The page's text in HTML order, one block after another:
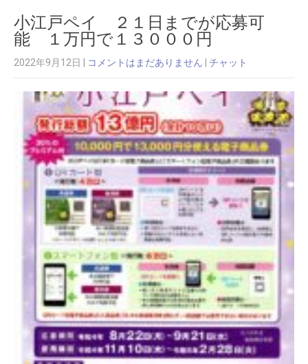
小江戸ペイ ２１日までが応募可
能 １万円で１３０００円
2022年9月12日 コメントはまだありません チャット